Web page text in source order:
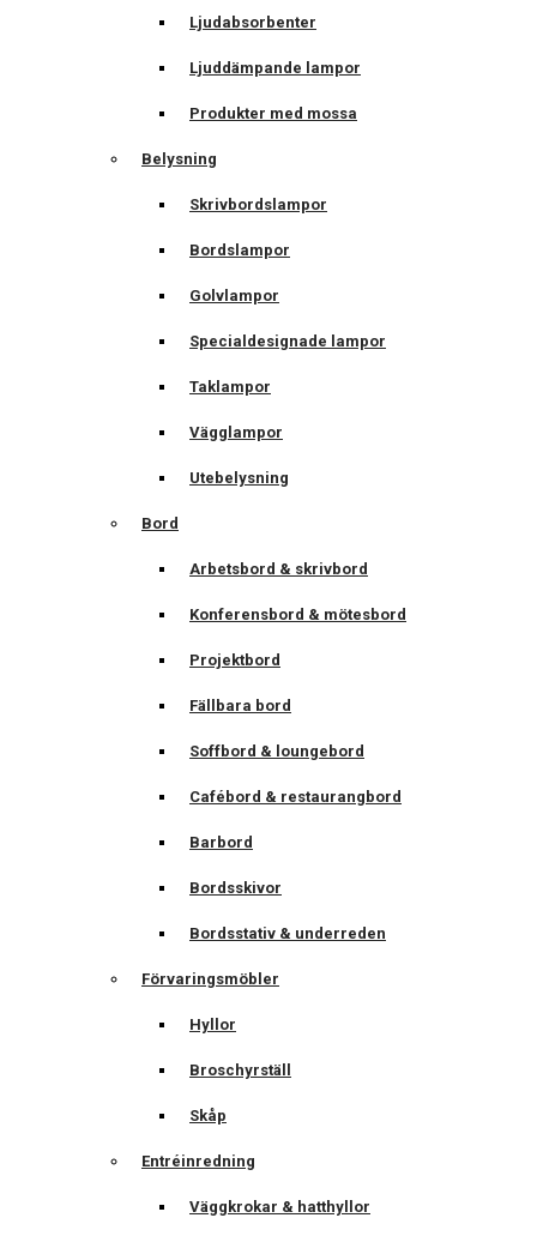
Ljudabsorbenter
Ljuddämpande lampor
Produkter med mossa
Belysning
Skrivbordslampor
Bordslampor
Golvlampor
Specialdesignade lampor
Taklampor
Vägglampor
Utebelysning
Bord
Arbetsbord & skrivbord
Konferensbord & mötesbord
Projektbord
Fällbara bord
Soffbord & loungebord
Cafébord & restaurangbord
Barbord
Bordsskivor
Bordsstativ & underreden
Förvaringsmöbler
Hyllor
Broschyrställ
Skåp
Entréinredning
Väggkrokar & hatthyllor